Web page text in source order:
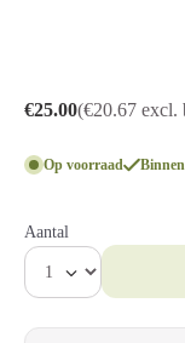
€25.00(€20.67 excl.
Op voorraad
Aantal